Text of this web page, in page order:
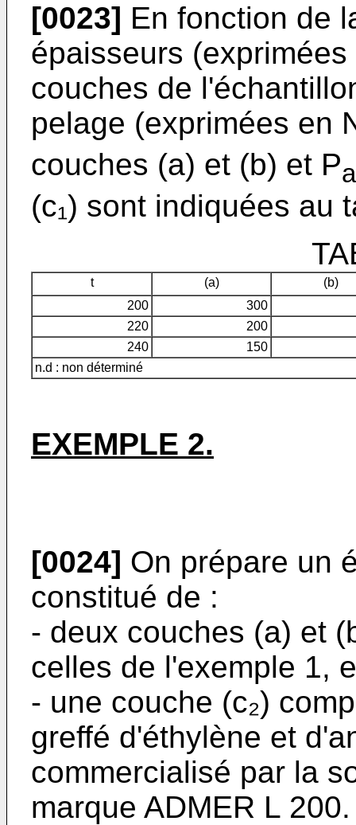
[0023] En fonction de
épaisseurs
couches de
pelage (ex­primées en
couches (a) et (b) et P
(c₁) sont indiquées au
t (a)
(b)
200
300
220
200
240
150
n.d : non déterminé
EXEMPLE 2.
[0024] On prépare un
constitué de :
- deux couches (a) et
celles de l'exemple 1,
- une couche (c₂)
greffé d'éthylène et
commercialisé par la
marque ADMER L 200.